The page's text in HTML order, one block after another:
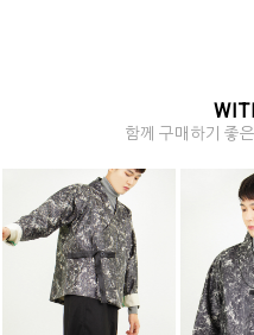
함께 구매하기 좋